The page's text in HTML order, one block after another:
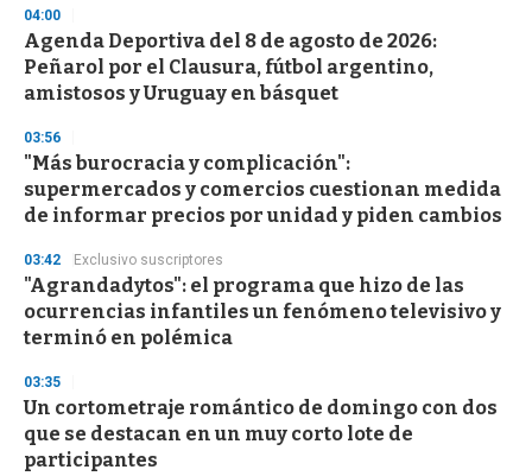
04:00
Agenda Deportiva del 8 de agosto de 2026:
Peñarol por el Clausura, fútbol argentino,
amistosos y Uruguay en básquet
03:56
"Más burocracia y complicación":
supermercados y comercios cuestionan medida
de informar precios por unidad y piden cambios
03:42 Exclusivo suscriptores
"Agrandadytos": el programa que hizo de las
ocurrencias infantiles un fenómeno televisivo y
terminó en polémica
03:35
Un cortometraje romántico de domingo con dos
que se destacan en un muy corto lote de
participantes